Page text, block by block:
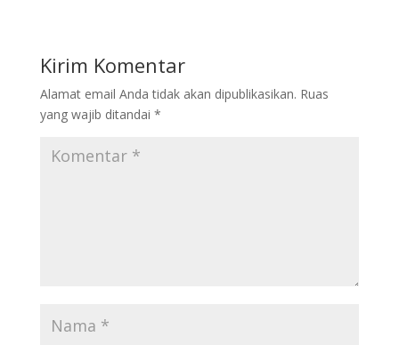
Kirim Komentar
Alamat email Anda tidak akan dipublikasikan. Ruas
yang wajib ditandai *